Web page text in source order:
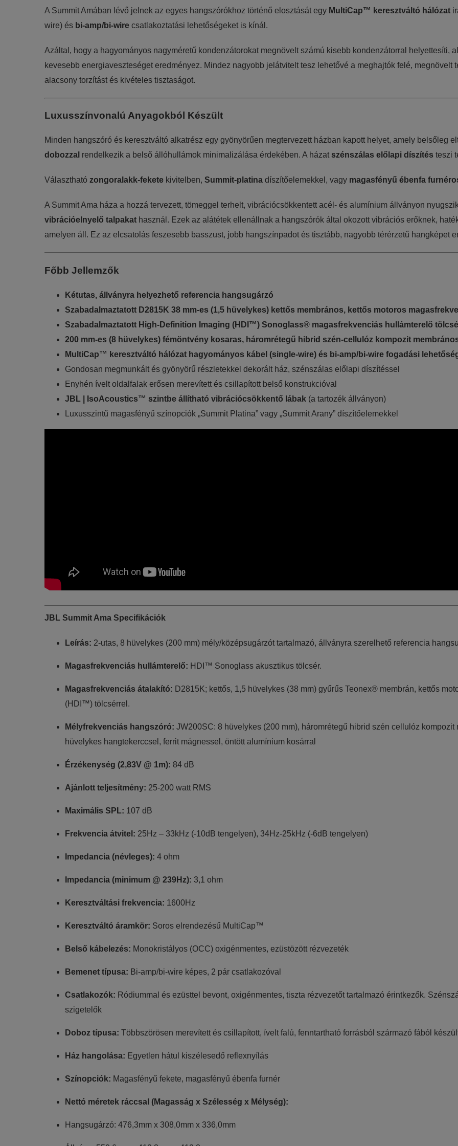
A Summit Amában lévő jelnek az egyes hangszórókhoz történő elosztását egy MultiCap™ keresztváltó hálózat
wire) és bi-amp/bi-wire csatlakoztatási lehetőségeket is kínál.
Azáltal, hogy a hagyományos nagyméretű kondenzátorokat megnövelt számú kisebb kondenzátorral helyettesíti,
kevesebb energiaveszteséget eredményez. Mindez nagyobb jelátvitelt tesz lehetővé a meghajtók felé, megnövelt
alacsony torzítást és kivételes tisztaságot.
Luxusszínvonalú Anyagokból Készült
Minden hangszóró és keresztváltó alkatrész egy gyönyörűen megtervezett házban kapott helyet, amely belsőleg
dobozzal rendelkezik a belső állóhullámok minimalizálása érdekében. A házat szénszálas előlapi díszítés teszi
Választható zongoralakk-fekete kivitelben, Summit-platina díszítőelemekkel, vagy magasfényű ébenfa
A Summit Ama háza a hozzá tervezett, tömeggel terhelt, vibrációcsökkentett acél- és alumínium állványon
vibrációelnyelő talpakat használ. Ezek az alátétek ellenállnak a hangszórók által okozott vibrációs erőknek,
amelyen áll. Ez az elcsatolás feszesebb basszust, jobb hangszínpadot és tisztább, nagyobb térérzetű hangképet
Főbb Jellemzők
Kétutas, állványra helyezhető referencia hangsugárzó
Szabadalmaztatott D2815K 38 mm-es (1,5 hüvelykes) kettős membrános, kettős motoros
Szabadalmaztatott High-Definition Imaging (HDI™) Sonoglass® magasfrekvenciás hullámterelő
200 mm-es (8 hüvelykes) fémöntvény kosaras, háromrétegű hibrid szén-cellulóz kompozit
MultiCap™ keresztváltó hálózat hagyományos kábel (single-wire) és bi-amp/bi-wire fogadási
Gondosan megmunkált és gyönyörű részletekkel dekorált ház, szénszálas előlapi díszítéssel
Enyhén ívelt oldalfalak erősen merevített és csillapított belső konstrukcióval
JBL | IsoAcoustics™ szintbe állítható vibrációcsökkentő lábak (a tartozék állványon)
Luxusszintű magasfényű színopciók „Summit Platina” vagy „Summit Arany” díszítőelemekkel
JBL Summit Ama Specifikációk
Leírás: 2-utas, 8 hüvelykes (200 mm) mély/középsugárzót tartalmazó, állványra szerelhető referencia
Magasfrekvenciás hullámterelő: HDI™ Sonoglass akusztikus tölcsér.
Magasfrekvenciás átalakító: D2815K; kettős, 1,5 hüvelykes (38 mm) gyűrűs Teonex® membrán, kettős
(HDI™) tölcsérrel.
Mélyfrekvenciás hangszóró: JW200SC: 8 hüvelykes (200 mm), háromrétegű hibrid szén cellulóz
hüvelykes hangtekerccsel, ferrit mágnessel, öntött alumínium kosárral
Érzékenység (2,83V @ 1m): 84 dB
Ajánlott teljesítmény: 25-200 watt RMS
Maximális SPL: 107 dB
Frekvencia átvitel: 25Hz – 33kHz (-10dB tengelyen), 34Hz-25kHz (-6dB tengelyen)
Impedancia (névleges): 4 ohm
Impedancia (minimum @ 239Hz): 3,1 ohm
Keresztváltási frekvencia: 1600Hz
Keresztváltó áramkör: Soros elrendezésű MultiCap™
Belső kábelezés: Monokristályos (OCC) oxigénmentes, ezüstözött rézvezeték
Bemenet típusa: Bi-amp/bi-wire képes, 2 pár csatlakozóval
Csatlakozók: Ródiummal és ezüsttel bevont, oxigénmentes, tiszta rézvezetőt tartalmazó érintkezők.
szigetelők
Doboz típusa: Többszörösen merevített és csillapított, ívelt falú, fenntartható forrásból származó fából
Ház hangolása: Egyetlen hátul kiszélesedő reflexnyílás
Színopciók: Magasfényű fekete, magasfényű ébenfa furnér
Nettó méretek ráccsal (Magasság x Szélesség x Mélység):
Hangsugárzó: 476,3mm x 308,0mm x 336,0mm